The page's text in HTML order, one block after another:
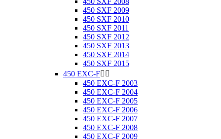
450 SXF 2009
450 SXF 2010
450 SXF 2011
450 SXF 2012
450 SXF 2013
450 SXF 2014
450 SXF 2015
450 EXC-F 
450 EXC-F 2003
450 EXC-F 2004
450 EXC-F 2005
450 EXC-F 2006
450 EXC-F 2007
450 EXC-F 2008
450 EXC-F 2009